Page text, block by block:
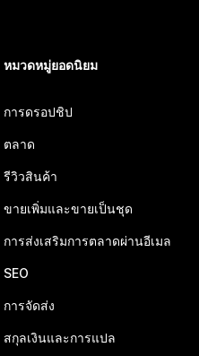
หมวดหมู่ยอดนิยม
การดรอปชิป
ตลาด
รีวิวสินค้า
ขายเพิ่มและขายเป็นชุด
การส่งเสริมการตลาดผ่านอีเมล
SEO
การจัดส่ง
สกุลเงินและการแปล